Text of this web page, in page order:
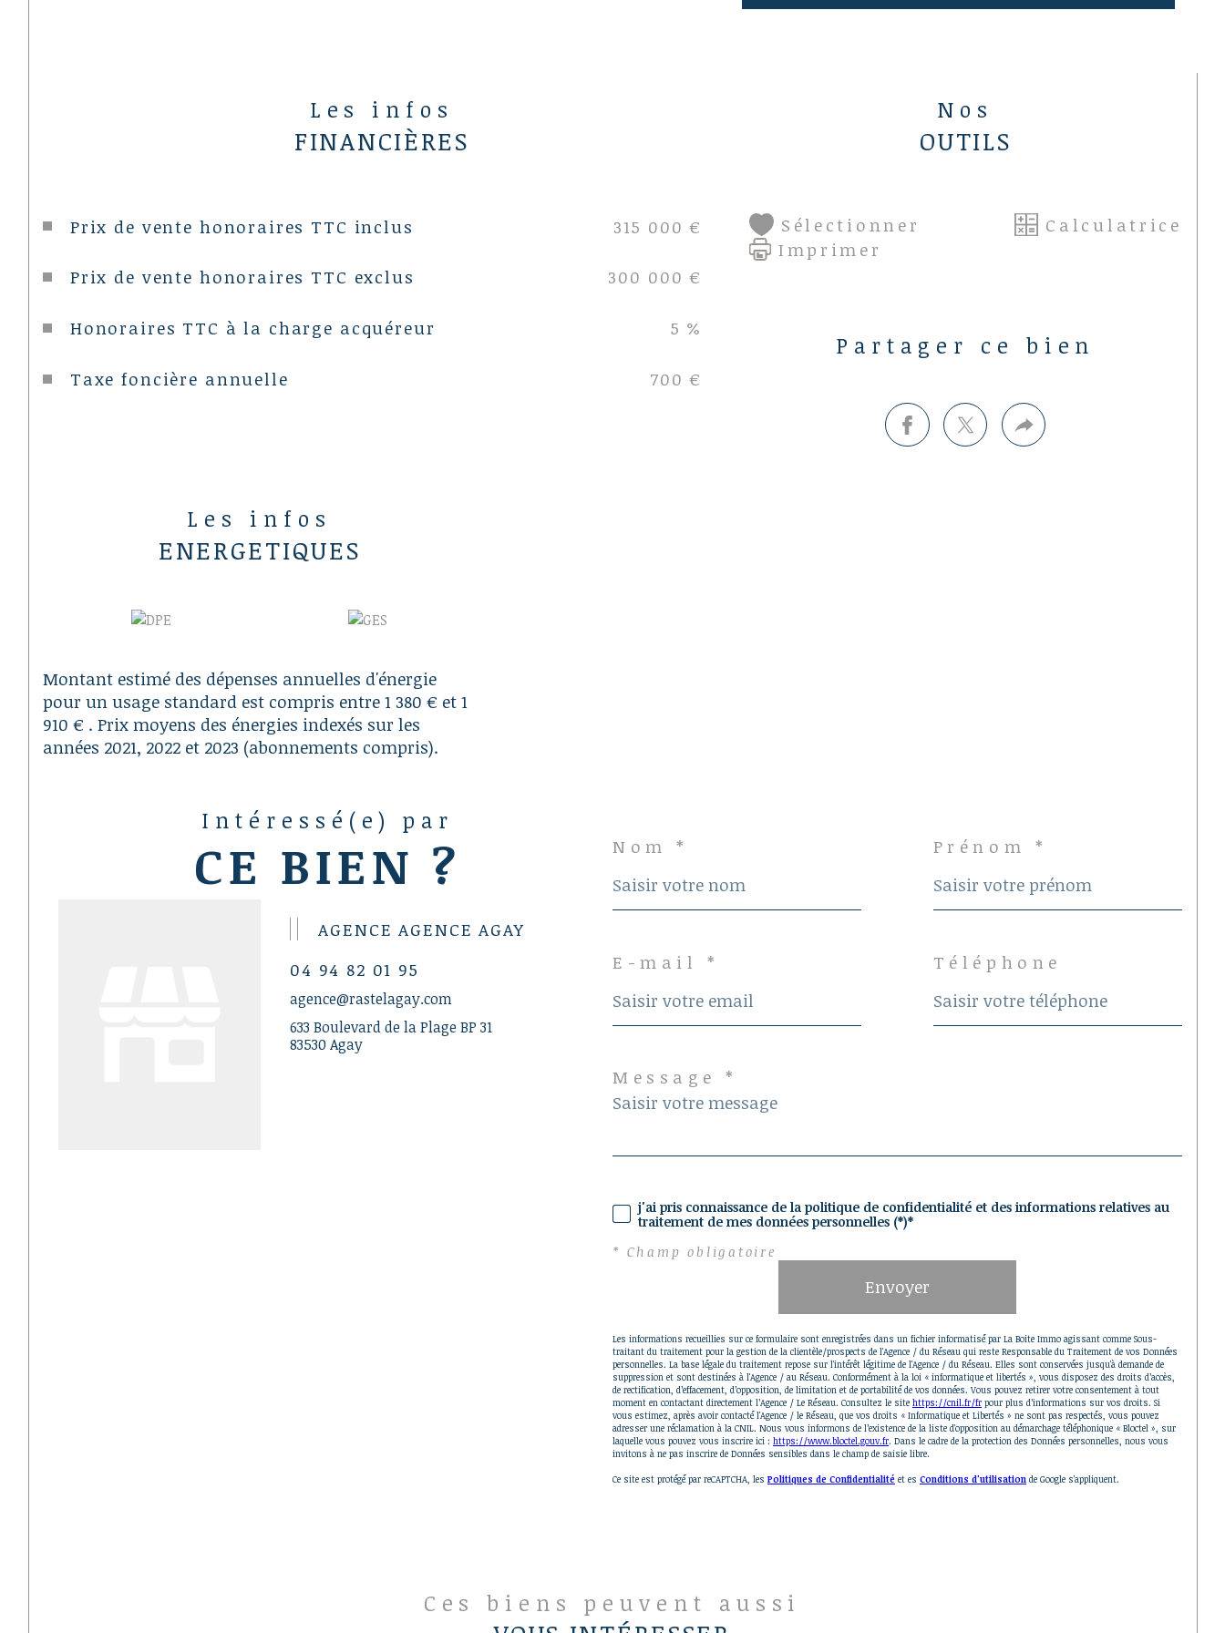
Les infos
FINANCIÈRES
Prix de vente honoraires TTC inclus 315 000 €
Prix de vente honoraires TTC exclus 300 000 €
Honoraires TTC à la charge acquéreur 5 %
Taxe foncière annuelle 700 €
Nos
OUTILS
Sélectionner
Calculatrice
Imprimer
Partager ce bien
Les infos
ENERGETIQUES
Montant estimé des dépenses annuelles d'énergie
pour un usage standard est compris entre 1 380 € et 1
910 € . Prix moyens des énergies indexés sur les
années 2021, 2022 et 2023 (abonnements compris).
Intéressé(e) par
CE BIEN ?
AGENCE AGENCE AGAY
04 94 82 01 95
agence@rastelagay.com
633 Boulevard de la Plage BP 31
83530 Agay
Nom * Prénom *
E-mail * Téléphone
Message *
j'ai pris connaissance de la politique de confidentialité et des informations relatives au
traitement de mes données personnelles (*)*
* Champ obligatoire
Envoyer
Les informations recueillies sur ce formulaire sont enregistrées dans un fichier informatisé par La Boite Immo agissant comme Sous-
traitant du traitement pour la gestion de la clientèle/prospects de l'Agence / du Réseau qui reste Responsable du Traitement de vos Données
personnelles. La base légale du traitement repose sur l'intérêt légitime de l'Agence / du Réseau. Elles sont conservées jusqu'à demande de
suppression et sont destinées à l'Agence / au Réseau. Conformément à la loi « informatique et libertés », vous disposez des droits d’accès,
de rectification, d’effacement, d’opposition, de limitation et de portabilité de vos données. Vous pouvez retirer votre consentement à tout
moment en contactant directement l’Agence / Le Réseau. Consultez le site https://cnil.fr/fr pour plus d’informations sur vos droits. Si
vous estimez, après avoir contacté l'Agence / le Réseau, que vos droits « Informatique et Libertés » ne sont pas respectés, vous pouvez
adresser une réclamation à la CNIL. Nous vous informons de l’existence de la liste d'opposition au démarchage téléphonique « Bloctel », sur
laquelle vous pouvez vous inscrire ici : https://www.bloctel.gouv.fr. Dans le cadre de la protection des Données personnelles, nous vous
invitons à ne pas inscrire de Données sensibles dans le champ de saisie libre.
Ce site est protégé par reCAPTCHA, les Politiques de Confidentialité et es Conditions d'utilisation de Google s'appliquent.
Ces biens peuvent aussi